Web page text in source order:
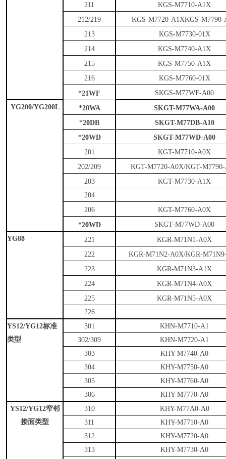
211
KGS-M7710-A1X
212/219
KGS-M7720-A1XKGS-M7790-
213
KGS-M7730-01X
214
KGS-M7740-A1X
215
KGS-M7750-A1X
216
KGS-M7760-01X
*21WF
SKGS-M77WF-A00
YG200/YG200L
*20WA
SKGT-M77WA-A00
*20DB
SKGT-M77DB-A10
*20WD
SKGT-M77WD-A00
201
KGT-M7710-A0X
202/209
KGT-M7720-A0X/KGT-
203
KGT-M7730-A1X
204
206
KGT-M7760-A0X
*20WD
SKGT-M77WD-A00
YG88
221
KGR-M71N1-A0X
222
KGR-M71N2-A0X/KGR-
223
KGR-M71N3-A1X
224
KGR-M71N4-A0X
225
KGR-M71N5-A0X
226
YS12/YG12标准
类型
301
KHN-M7710-A1
302/309
KHN-M7720-A1
303
KHY-M7740-A0
304
KHY-M7750-A0
305
KHY-M7760-A0
306
KHY-M7770-A0
YS12/YG12窄邻
接面类型
310
KHY-M77A0-A0
311
KHY-M7710-A0
312
KHY-M7720-A0
313
KHY-M7730-A0